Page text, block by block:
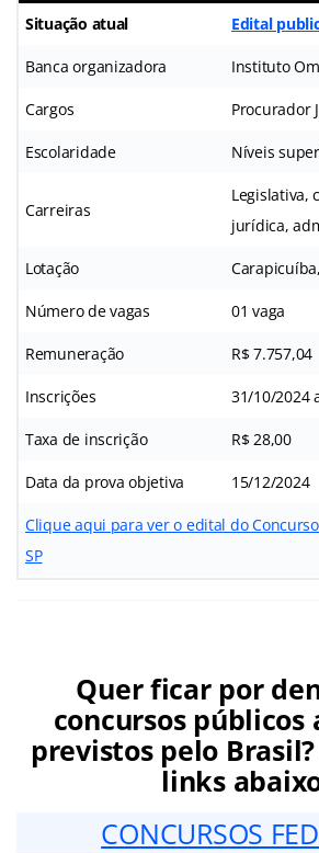
Situação atual Edital
Banca organizadora Instituto
Cargos Procurador
Escolaridade Níveis
Carreiras
Legislativa,
jurídica,
Lotação
Número de vagas 01 vaga
Remuneração R$ 7.757,04
Inscrições 31/10/2024
Taxa de inscrição R$ 28,00
Data da prova objetiva 15/12/2024
Clique aqui para ver o edital do
SP
Quer ficar por
concursos públicos
previstos pelo
links
CONCURSOS